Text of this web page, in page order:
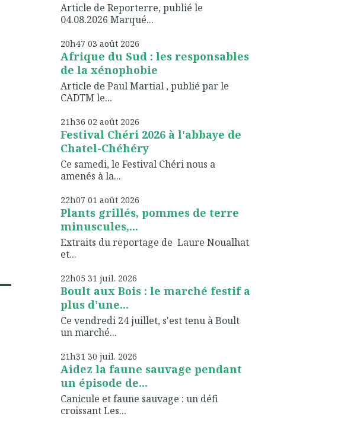
Article de Reporterre, publié le
04.08.2026 Marqué...
20h47 03 août 2026
Afrique du Sud : les responsables
de la xénophobie
Article de Paul Martial , publié par le
CADTM le...
21h36 02 août 2026
Festival Chéri 2026 à l'abbaye de
Chatel-Chéhéry
Ce samedi, le Festival Chéri nous a
amenés à la...
22h07 01 août 2026
Plants grillés, pommes de terre
minuscules,...
Extraits du reportage de Laure Noualhat
et...
22h05 31 juil. 2026
Boult aux Bois : le marché festif a
plus d'une...
Ce vendredi 24 juillet, s'est tenu à Boult
un marché...
21h31 30 juil. 2026
Aidez la faune sauvage pendant
un épisode de...
Canicule et faune sauvage : un défi
croissant Les...